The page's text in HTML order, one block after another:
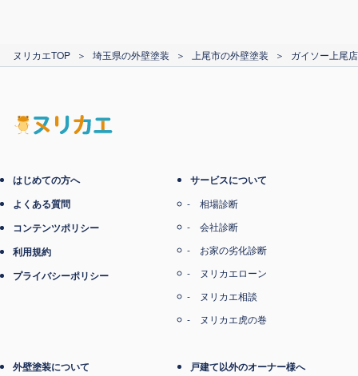
カード支払い
ヌリカエTOP ＞ 埼玉県の外壁塗装 ＞ 上尾市の外壁塗装 ＞ ガイソー上尾
はじめての方へ
よくある質問
コンテンツポリシー
利用規約
プライバシーポリシー
サービスについて
相場診断
会社診断
お家の劣化診断
ヌリカエローン
ヌリカエ相談
ヌリカエ虎の巻
外壁塗装について 戸建て以外のオーナー様へ